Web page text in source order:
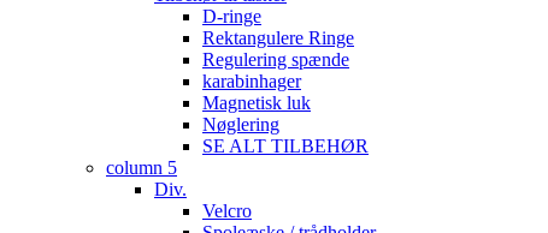
D-ringe
Rektangulere Ringe
Regulering spænde
karabinhager
Magnetisk luk
Nøglering
SE ALT TILBEHØR
column 5
Div.
Velcro